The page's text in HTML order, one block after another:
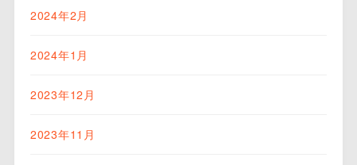
2024年2月
2024年1月
2023年12月
2023年11月